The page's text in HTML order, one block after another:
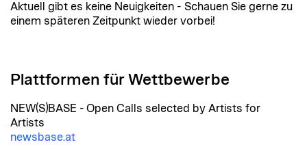
Aktuell gibt es keine Neuigkeiten - Schauen Sie gerne zu
einem späteren Zeitpunkt wieder vorbei!
Plattformen für Wettbewerbe
NEW(S)BASE - Open Calls selected by Artists for
Artists
newsbase.at